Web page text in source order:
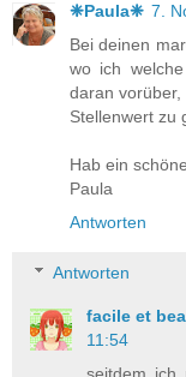
❈Paula❈ 7.
Bei deinen
wo ich
daran
Stellenwert zu
Hab ein
Paula
Antworten
Antworten
facile et
11:54